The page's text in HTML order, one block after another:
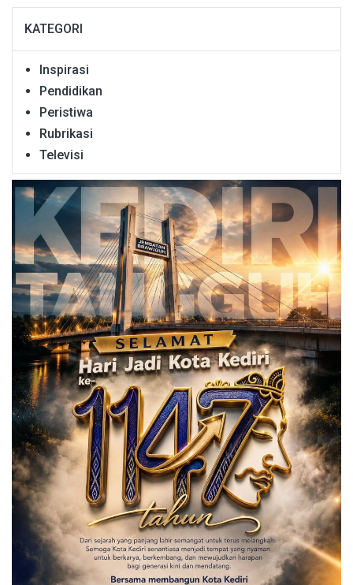
KATEGORI
Inspirasi
Pendidikan
Peristiwa
Rubrikasi
Televisi